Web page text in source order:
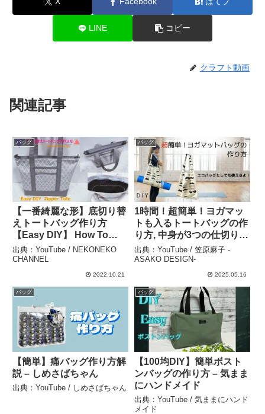
LINE コピー
クラフト動画
関連記事
バッグ
【一番綺麗な形】底切り替
えトートバッグ作り方
【Easy DIY】 How To
Make A Zipper Tote Bag –
NEKONEKO CHANNEL
出典：YouTube / NEKONEKO
CHANNEL
2022.10.21
バッグ
1時間！超簡単！ヨガマッ
トも入るトートバッグの作
り方, 中身が3つの仕切りで
使いやすい！いつの間にか
ポケットができてる♪ DIY,
How to make a super
ASAKO DESIGN-
出典：YouTube / 笠原麻子 -
ASAKO DESIGN-
2025.05.16
バッグ
【簡単】痛バッグ作り方解
説 – しめさばちゃん
出典：YouTube / しめさばちゃん
バッグ
【100均DIY】簡単ボスト
ンバッグの作り方 – 気まま
にハンドメイド
出典：YouTube / 気ままにハンド
メイド